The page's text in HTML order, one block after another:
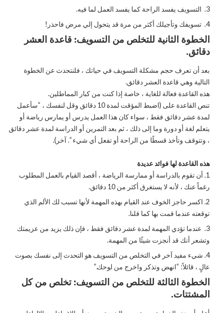
التسويف يفسد الراحة كما يفسد العمل لما فيه.
تسويفك وتأجيلك أكثر من مرة قد يتحول إلي مرض فاحذر!
الخطوة الثانية للتخلص من التسويف: قاعدة العشر
دقائق.
بعد أن تعرف حجم مشكلة التسويف في حياتك ، فلنتحدث عن الخطوة
التالية وهي قاعدة العشر دقائق.
هذه القاعدة فعالة للغاية ، خاصة إذا كنت من كبار المماطلين.
تنص القاعدة على (اضبط المؤقت لمدة 10 دقائق وقل لنفسك ، “سأعمل
لمدة عشر دقائق فقط ، سواء كان هذا العمل يدرس أو يمارس رياضة أو
يتعلم لغة أو دورة وما إلى ذلك ، ثم بعد التمرين أو الدراسة لمدة عشر دقائق
، وتتوقف وتأخذ قسطًا من الراحة أو تفعل أي شيء “. آخر).
هذه القاعدة لها فوائد عديدة
أن تقوم بالدراسة أو ممارسة الرياضة ، أقصد القيام بالعمل المطلوب
رغماً عنك ، لأنه لا يستغرق أكثر من 10 دقائق.
اكسر حاجز الخوف عند القيام بهذه المهمة لأنها تسبب لك الألم الذي
توقعته عندما قمت بها كما قلنا.
عندما تؤدي المهمة لمدة عشر دقائق فقط ، فإن ذلك يزيد من عزيمتك
وتشعر أنك قد أنجزت شيئًا من المهمة.
شيء مفيد آخر في التخلص من التسويف هو التحدث إلى نفسك بصوت
عالٍ ، قائلاً: “انهض وتذكر واخرج من لوحك.”
الخطوة الثالثة للتخلص من التسويف: تخلص من كل
المشتتات.